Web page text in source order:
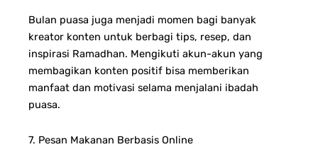
Bulan puasa juga menjadi momen bagi banyak
kreator konten untuk berbagi tips, resep, dan
inspirasi Ramadhan. Mengikuti akun-akun yang
membagikan konten positif bisa memberikan
manfaat dan motivasi selama menjalani ibadah
puasa.
7. Pesan Makanan Berbasis Online